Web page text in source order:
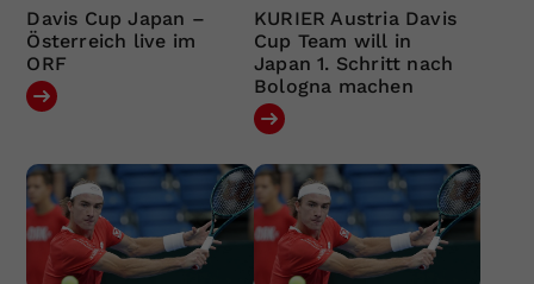
Davis Cup Japan –
Österreich live im
ORF
KURIER Austria Davis
Cup Team will in
Japan 1. Schritt nach
Bologna machen